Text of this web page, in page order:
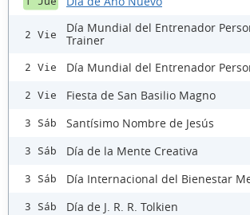
2 Vie
Día Mundial del Entrenador
Trainer
2 Vie Día Mundial del Entrenador
2 Vie Fiesta de San Basilio Magno
3 Sáb Santísimo Nombre de Jesús
3 Sáb Día de la Mente Creativa
3 Sáb Día Internacional del Bienestar
3 Sáb Día de J. R. R. Tolkien